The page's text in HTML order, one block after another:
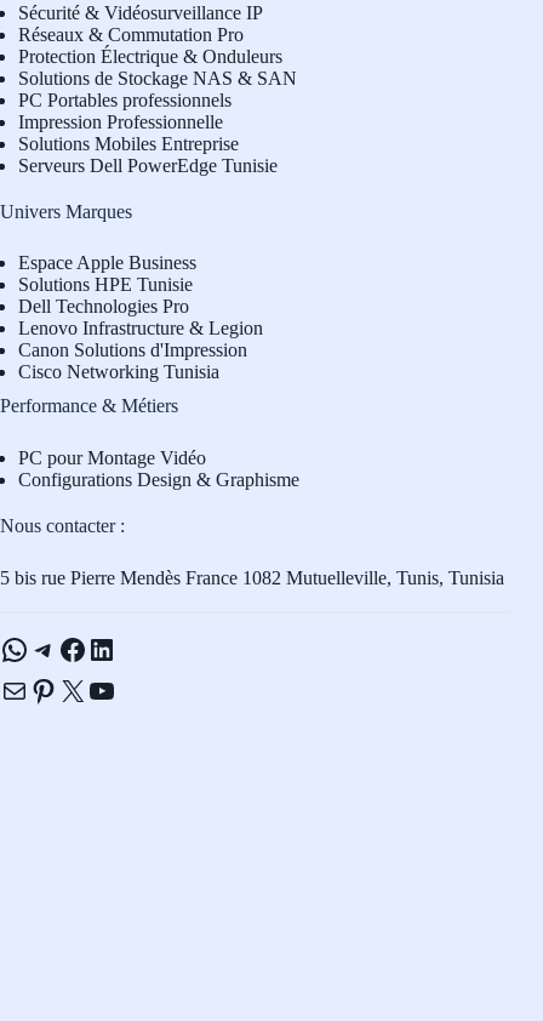
Sécurité & Vidéosurveillance IP
Réseaux & Commutation Pro
Protection Électrique & Onduleurs
Solutions de Stockage NAS & SAN
PC Portables professionnels
Impression Professionnelle
Solutions Mobiles Entreprise
Serveurs Dell PowerEdge Tunisie
Univers Marques
Espace Apple Business
Solutions HPE Tunisie
Dell Technologies Pro
Lenovo Infrastructure & Legion
Canon Solutions d'Impression
Cisco Networking Tunisia
Performance & Métiers
PC pour Montage Vidéo
Configurations Design & Graphisme
Nous contacter :
5 bis rue Pierre Mendès France 1082 Mutuelleville, Tunis, Tunisia
WhatsApp
Telegram
Facebook
LinkedIn
E-mailPinterest
X YouTube